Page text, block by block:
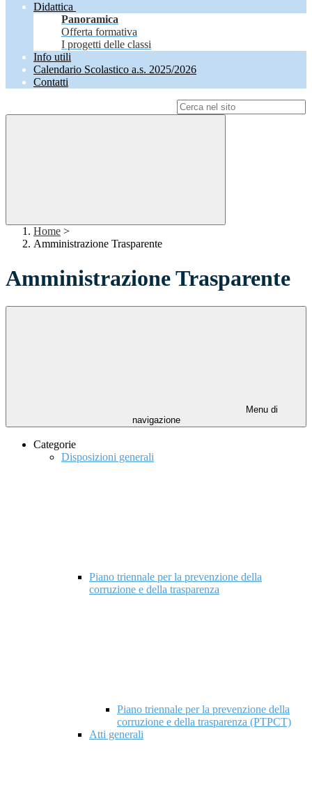
Didattica
Panoramica
Offerta formativa
I progetti delle classi
Info utili
Calendario Scolastico a.s. 2025/2026
Contatti
Home >
Amministrazione Trasparente
Amministrazione Trasparente
Menu di
navigazione
Categorie
Disposizioni generali
Piano triennale per la prevenzione della
corruzione e della trasparenza
Piano triennale per la prevenzione della
corruzione e della trasparenza (PTPCT)
Atti generali